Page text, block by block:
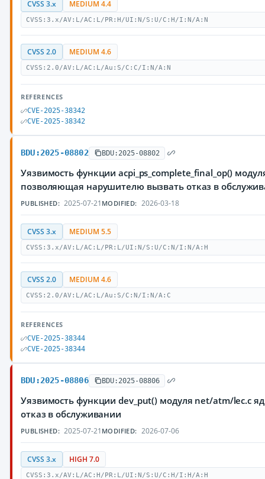
CVSS 3.x MEDIUM 4.4
CVSS:3.x/AV:L/AC:L/PR:H/UI:N/S:U/C:H/I:N/A:N
CVSS 2.0 MEDIUM 4.6
CVSS:2.0/AV:L/AC:L/Au:S/C:C/I:N/A:N
REFERENCES
CVE-2025-38342
CVE-2025-38342
BDU:2025-08802 BDU:2025-08802
Уязвимость функции acpi_ps_complete_final_op()
позволяющая нарушителю вызвать отказ в
PUBLISHED: 2025-07-21 MODIFIED: 2026-03-18
CVSS 3.x MEDIUM 5.5
CVSS:3.x/AV:L/AC:L/PR:L/UI:N/S:U/C:N/I:N/A:H
CVSS 2.0 MEDIUM 4.6
CVSS:2.0/AV:L/AC:L/Au:S/C:N/I:N/A:C
REFERENCES
CVE-2025-38344
CVE-2025-38344
BDU:2025-08806 BDU:2025-08806
Уязвимость функции dev_put() модуля net/atm/lec.c
отказ в обслуживании
PUBLISHED: 2025-07-21 MODIFIED: 2026-07-06
CVSS 3.x HIGH 7.0
CVSS:3.x/AV:L/AC:H/PR:L/UI:N/S:U/C:H/I:H/A:H